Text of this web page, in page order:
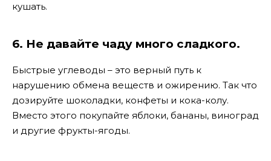
кушать.
6. Не давайте чаду много сладкого.
Быстрые углеводы – это верный путь к
нарушению обмена веществ и ожирению. Так что
дозируйте шоколадки, конфеты и кока-колу.
Вместо этого покупайте яблоки, бананы, виноград
и другие фрукты-ягоды.